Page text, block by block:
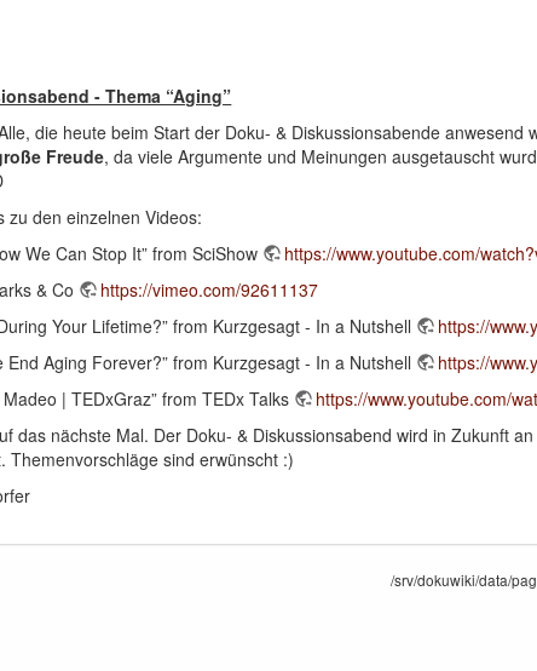
- Thema “Aging”
die heute beim Start der Doku- & Diskussionsabende
Freude, da viele Argumente und Meinungen ausgetauscht
zu den einzelnen Videos:
We Can Stop It” from SciShow
https://www.youtube.com/
& Co
https://vimeo.com/92611137
Your Lifetime?” from Kurzgesagt - In a Nutshell
https://
End Aging Forever?” from Kurzgesagt - In a Nutshell
https://
| TEDxGraz” from TEDx Talks
https://www.youtube.com/
das nächste Mal. Der Doku- & Diskussionsabend wird in Zukunft an
Themenvorschläge sind erwünscht :)
/srv/dokuwiki/data/